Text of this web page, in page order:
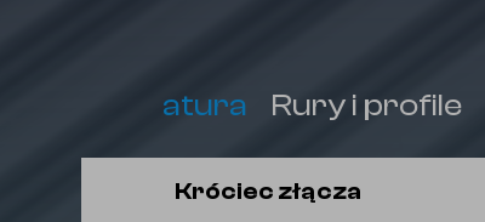
Armatura Rury i profile
Króciec złącza